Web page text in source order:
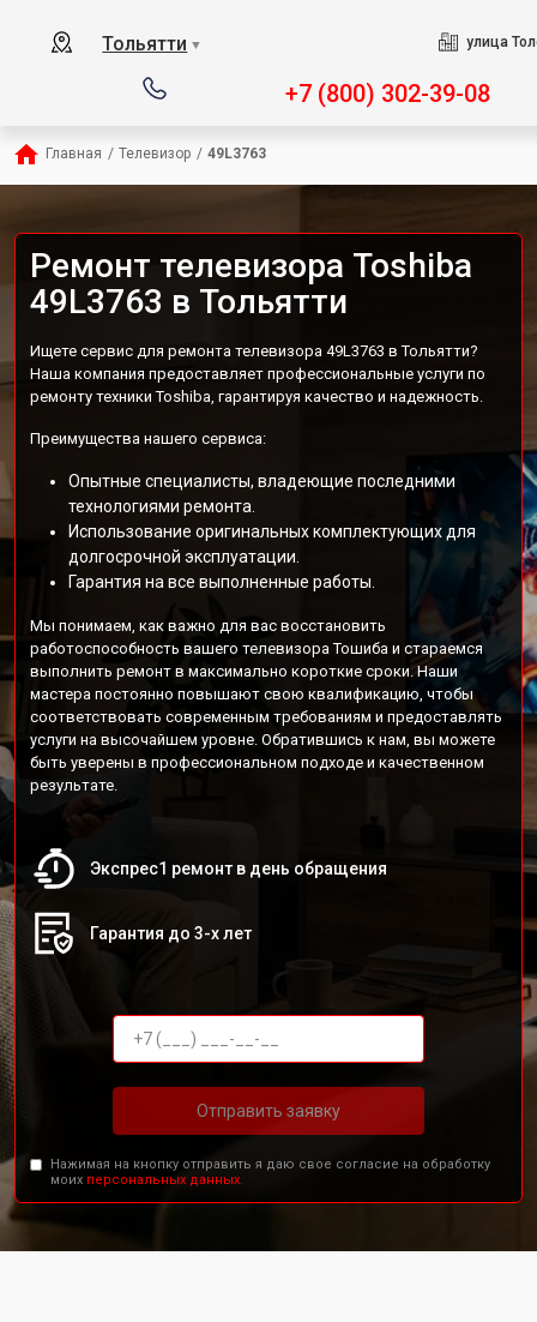
Тольятти ▼ улица
+7 (800) 302-39-08
Главная / Телевизор / 49L3763
Ремонт телевизора Toshiba
49L3763 в Тольятти
Ищете сервис для ремонта телевизора 49L3763 в Тольятти?
Наша компания предоставляет профессиональные услуги по
ремонту техники Toshiba, гарантируя качество и надежность.
Преимущества нашего сервиса:
Опытные специалисты, владеющие последними
технологиями ремонта.
Использование оригинальных комплектующих для
долгосрочной эксплуатации.
Гарантия на все выполненные работы.
Мы понимаем, как важно для вас восстановить
работоспособность вашего телевизора Тошиба и стараемся
выполнить ремонт в максимально короткие сроки. Наши
мастера постоянно повышают свою квалификацию, чтобы
соответствовать современным требованиям и предоставлять
услуги на высочайшем уровне. Обратившись к нам, вы можете
быть уверены в профессиональном подходе и качественном
результате.
Экспрес1 ремонт в день обращения
Гарантия до 3-х лет
Отправить заявку
Нажимая на кнопку отправить я даю свое согласие на обработку
моих персональных данных.